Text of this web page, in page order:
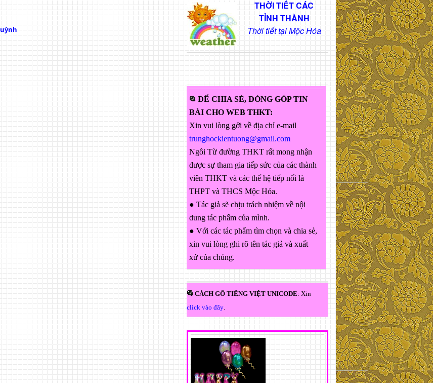
THỜI TIẾT CÁC
TỈNH THÀNH
Thời tiết tại Mộc Hóa
ĐỂ CHIA SẺ, ĐÓNG GÓP TIN
BÀI CHO WEB THKT:
Xin vui lòng gởi về địa chỉ e-mail
trunghockientuong@gmail.com
Ngôi Từ đường THKT rất mong nhận
được sự tham gia tiếp sức của các thành
viên THKT và các thế hệ tiếp nối là
THPT và THCS Mộc Hóa.
● Tác giả sẽ chịu trách nhiệm về nội
dung tác phẩm của mình.
● Với các tác phẩm tìm chọn và chia sẻ,
xin vui lòng ghi rõ tên tác giả và xuất
xứ của chúng.
CÁCH GÕ TIẾNG VIỆT UNICODE: Xin
click vào đây